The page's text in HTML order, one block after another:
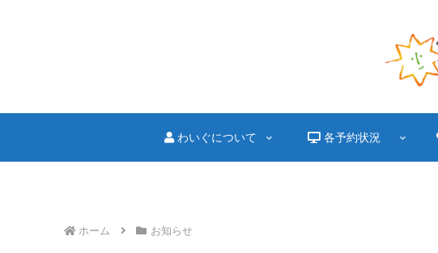
わいぐについて 各予約状況
ホーム お知らせ